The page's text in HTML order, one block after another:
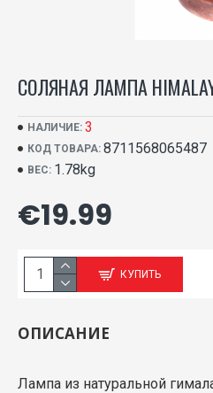
СОЛЯНАЯ ЛАМПА
НАЛИЧИЕ: 3
КОД ТОВАРА: 8711568065487
ВЕС: 1.78kg
€19.99
КУПИТЬ
ОПИСАНИЕ
Лампа из натуральной